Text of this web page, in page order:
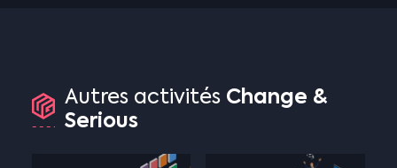
Autres activités Change &
Serious